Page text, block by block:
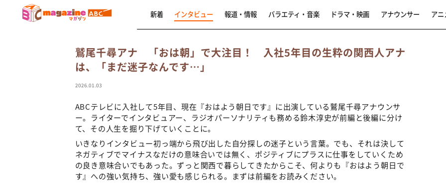
新着 インタビュー 報道・情報 バラエティ・音楽 ドラマ・映画 アナウンサー アニ
鷲尾千尋アナ 「おは朝」で大注目！ 入社5年目の生粋の関西人アナ
は、「まだ迷子なんです…」
2026.01.03
ABCテレビに入社して5年目、現在『おはよう朝日です』に出演している鷲尾千尋アナウンサ
ー。ライターでインタビュアー、ラジオパーソナリティも務める鈴木淳史が前編と後編に分け
て、その人生を掘り下げていくことに。
いきなりインタビュー初っ端から飛び出した自分探しの迷子という言葉。でも、それは決して
ネガティブでマイナスなだけの意味合いでは無く、ポジティブにプラスに仕事をしていくため
の良き意味合いでもあった。ずっと関西で暮らしてきたからこそ、何よりも『おはよう朝日で
す』への強い気持ち、強い愛も感じられる。まずは前編をお読みください。